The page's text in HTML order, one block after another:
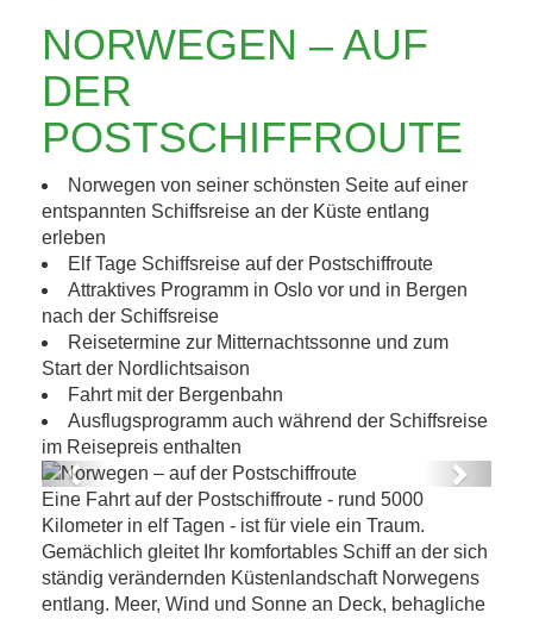
NORWEGEN – AUF
DER
POSTSCHIFFROUTE
Norwegen von seiner schönsten Seite auf einer
entspannten Schiffsreise an der Küste entlang
erleben
Elf Tage Schiffsreise auf der Postschiffroute
Attraktives Programm in Oslo vor und in Bergen
nach der Schiffsreise
Reisetermine zur Mitternachtssonne und zum
Start der Nordlichtsaison
Fahrt mit der Bergenbahn
Ausflugsprogramm auch während der Schiffsreise
im Reisepreis enthalten
Norwegen – auf der Postschiffroute
Previous Next
Eine Fahrt auf der Postschiffroute - rund 5000
Kilometer in elf Tagen - ist für viele ein Traum.
Gemächlich gleitet Ihr komfortables Schiff an der sich
ständig verändernden Küstenlandschaft Norwegens
entlang. Meer, Wind und Sonne an Deck, behagliche